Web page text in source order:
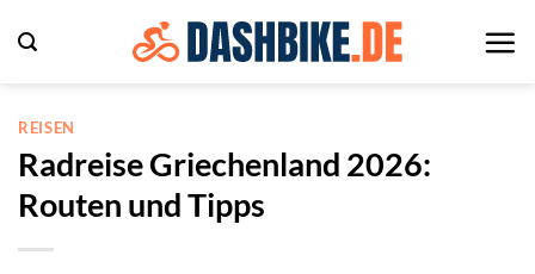
Inhalt
REISEN
Radreise Griechenland 2026:
Routen und Tipps